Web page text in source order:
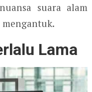
suara alam
mengantuk.
Lama